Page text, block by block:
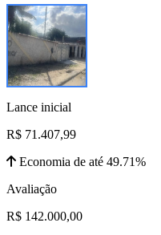
Lance inicial
R$ 71.407,99
Economia de até 49.71%
Avaliação
R$ 142.000,00